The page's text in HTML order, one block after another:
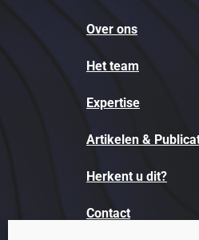
Over ons
Het team
Expertise
Artikelen &
Herkent u dit?
Contact